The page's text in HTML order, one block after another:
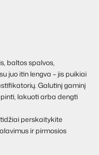
baltos spalvos,
juo itin lengva – jis puikiai
Galutinį gaminį
lakuoti arba dengti
perskaitykite
ir pirmosios